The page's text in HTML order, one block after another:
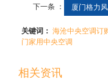
下一条 ： 厦门格力
关键词： 海沧中央空调订
门家用中央空调
相关资讯